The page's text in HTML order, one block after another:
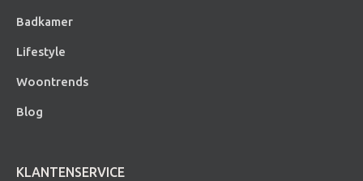
Badkamer
Lifestyle
Woontrends
Blog
KLANTENSERVICE